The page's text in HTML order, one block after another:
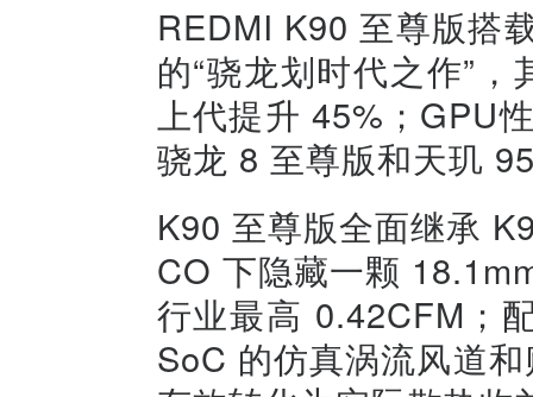
REDMI K90 至尊版搭
的“骁龙划时代之作”
上代提升 45%；GPU
骁龙 8 至尊版和天玑
K90 至尊版全面继承
CO 下隐藏一颗
行业最高 0.42CFM；
SoC 的仿真涡流风道